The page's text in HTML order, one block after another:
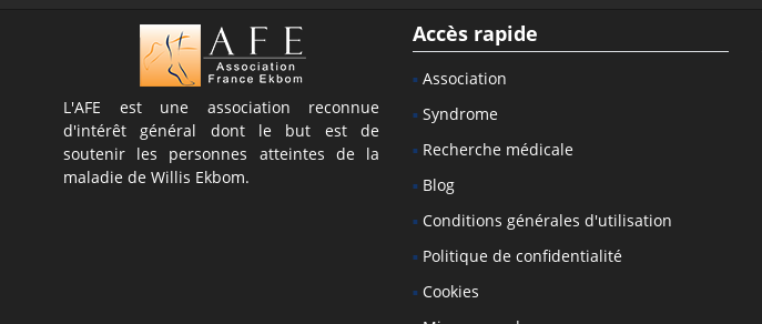
L'AFE est une association reconnue
d'intérêt général dont le but est de
soutenir les personnes atteintes de la
maladie de Willis Ekbom.
Accès rapide
Association
Syndrome
Recherche médicale
Blog
Conditions générales d'utilisation
Politique de confidentialité
Cookies